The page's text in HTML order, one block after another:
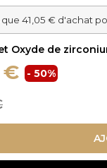
que 41,05 € d'achat
Oxyde de
€ - 50%